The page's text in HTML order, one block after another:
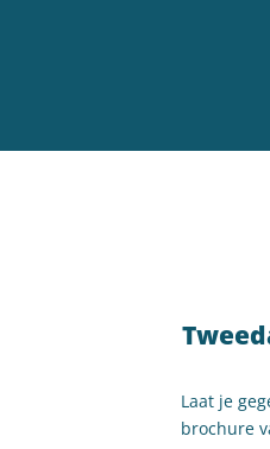
Laat je
brochure